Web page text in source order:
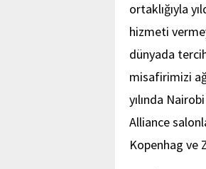
ortaklığıyla
hizmeti
dünyada
misafirimizi
yılında
Alliance
Kopenhag ve